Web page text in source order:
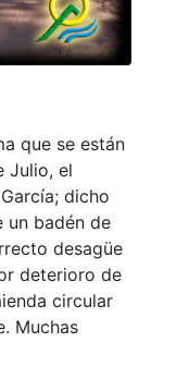
que se están
Julio, el
dicho
un badén de
desagüe
deterioro de
circular
Muchas